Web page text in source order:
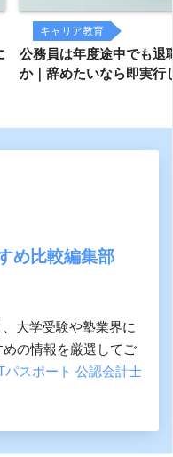
キャリア教育
公務員は年度途中でも退
か｜辞めたいなら即実行
め比較編集部
大学受験や塾業界に
の情報を厳選してご
パスポート 公認会計士